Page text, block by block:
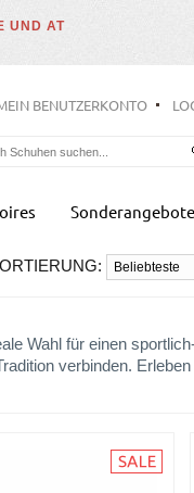
UND AT
BENUTZERKONTO
Sonderangebote
Wahl für einen
verbinden.